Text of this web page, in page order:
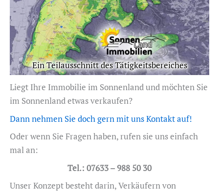
Ein Teilausschnitt des Tätigkeitsbereiches
Liegt Ihre Immobilie im Sonnenland und möchten Sie
im Sonnenland etwas verkaufen?
Dann nehmen Sie doch gern mit uns Kontakt auf!
Oder wenn Sie Fragen haben, rufen sie uns einfach
mal an:
Tel.: 07633 – 988 50 30
Unser Konzept besteht darin, Verkäufern von